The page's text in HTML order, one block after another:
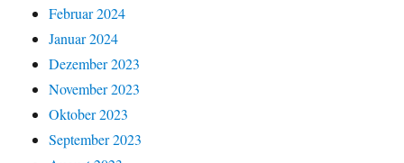
Februar 2024
Januar 2024
Dezember 2023
November 2023
Oktober 2023
September 2023